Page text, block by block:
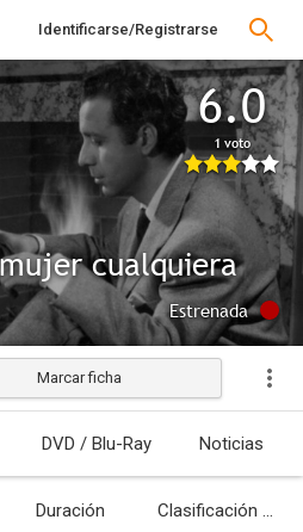
Identificarse/Registrarse
6.0
1 voto
cualquiera
Estrenada
Marcar ficha
DVD / Blu-Ray Noticias
Duración Clasificación por edades